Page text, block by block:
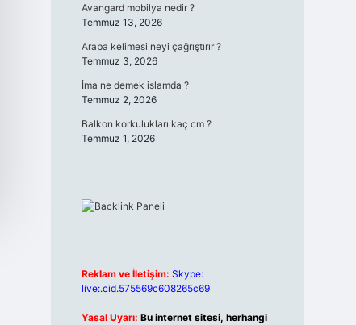
Avangard mobilya nedir ?
Temmuz 13, 2026
Araba kelimesi neyi çağrıştırır ?
Temmuz 3, 2026
İma ne demek islamda ?
Temmuz 2, 2026
Balkon korkulukları kaç cm ?
Temmuz 1, 2026
Reklam ve İletişim: Skype:
live:.cid.575569c608265c69
Yasal Uyarı: Bu internet sitesi, herhangi